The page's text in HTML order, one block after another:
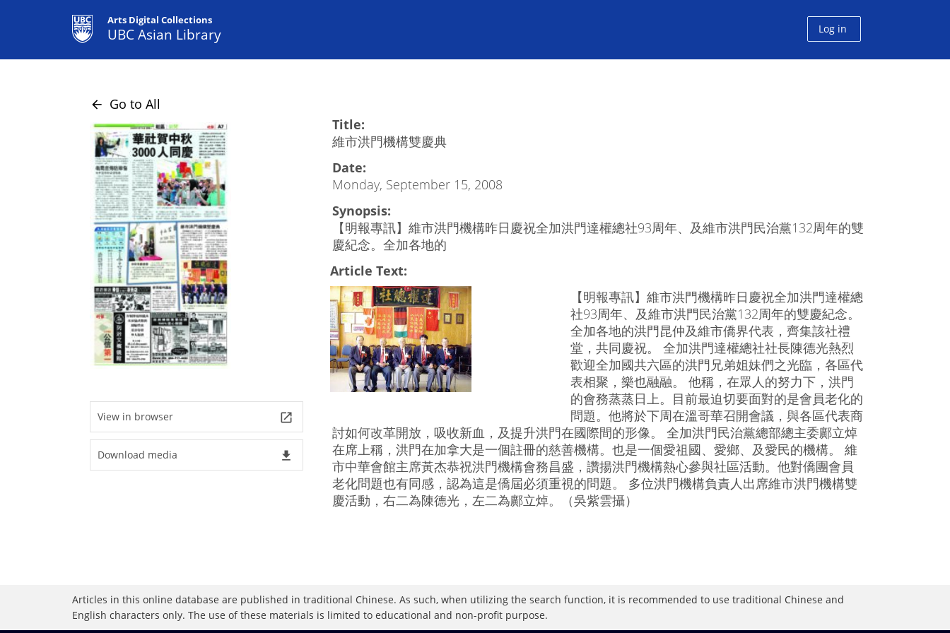
Arts Digital Collections
UBC Asian Library Log in
arrow_back Go to All
View in browser launch
Download media file_download
Title:
維市洪門機構雙慶典
Date:
Monday, September 15, 2008
Synopsis:
【明報專訊】維市洪門機構昨日慶祝全加洪門達權總社93周年、及維市洪門民治黨132周年的雙
慶紀念。全加各地的
Article Text:
【明報專訊】維市洪門機構昨日慶祝全加洪門達權總
社93周年、及維市洪門民治黨132周年的雙慶紀念。
全加各地的洪門昆仲及維市僑界代表，齊集該社禮
堂，共同慶祝。 全加洪門達權總社社長陳德光熱烈
歡迎全加國共六區的洪門兄弟姐妹們之光臨，各區代
表相聚，樂也融融。 他稱，在眾人的努力下，洪門
的會務蒸蒸日上。目前最迫切要面對的是會員老化的
問題。他將於下周在溫哥華召開會議，與各區代表商
討如何改革開放，吸收新血，及提升洪門在國際間的形像。 全加洪門民治黨總部總主委鄺立焯
在席上稱，洪門在加拿大是一個註冊的慈善機構。也是一個愛祖國、愛鄉、及愛民的機構。 維
市中華會館主席黃杰恭祝洪門機構會務昌盛，讚揚洪門機構熱心參與社區活動。他對僑團會員
老化問題也有同感，認為這是僑屆必須重視的問題。 多位洪門機構負責人出席維市洪門機構雙
慶活動，右二為陳德光，左二為鄺立焯。（吳紫雲攝）
Articles in this online database are published in traditional Chinese. As such, when utilizing the search function, it is recommended to use traditional Chinese and
English characters only. The use of these materials is limited to educational and non-profit purpose.